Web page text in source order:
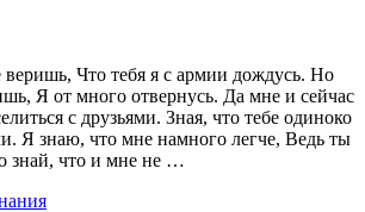
Что тебя я с армии дождусь. Но
Я от много отвернусь. Да мне и сейчас
с друзьями. Зная, что тебе одиноко
Я знаю, что мне намного легче, Ведь ты
знай, что и мне не …